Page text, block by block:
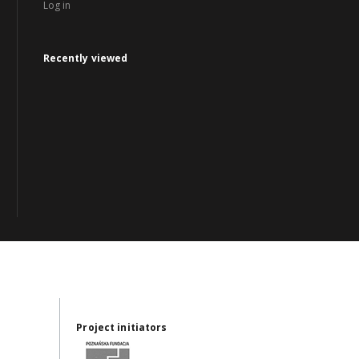
Log in
Recently viewed
Project initiators